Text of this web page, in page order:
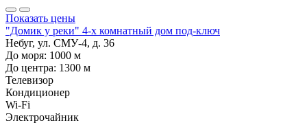
Показать цены
"Домик у реки" 4-х комнатный дом под-ключ
Небуг, ул. СМУ-4, д. 36
До моря: 1000 м
До центра: 1300 м
Телевизор
Кондиционер
Wi-Fi
Электрочайник